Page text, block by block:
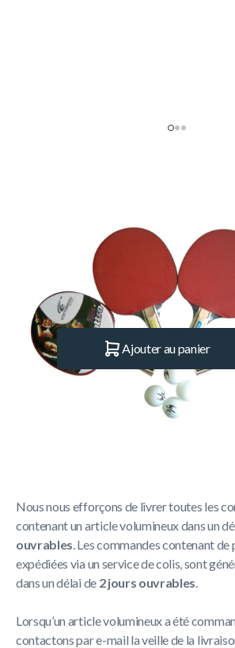
COR.432053 Marque: Cornilleau
40.– €
Quantité
Ajouter au panier
Nous nous efforçons de livrer toutes les
contenant un article volumineux dans un
ouvrables. Les commandes contenant
expédiées via un service de colis, sont
dans un délai de 2 jours ouvrables.
Lorsqu’un article volumineux a été
contactons par e-mail la veille de la